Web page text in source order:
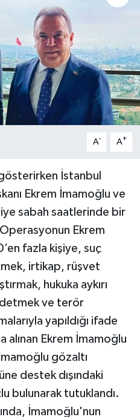
A- A+
İstanbul
Ekrem İmamoğlu ve
sabah saatlerinde bir
Ekrem
fazla kişiye, suç
irtikap, rüşvet
hukuka aykırı
ve terör
yapıldığı ifade
alınan Ekrem İmamoğlu
gözaltı
destek dışındaki
bulunarak tutuklandı.
İmamoğlu'nun